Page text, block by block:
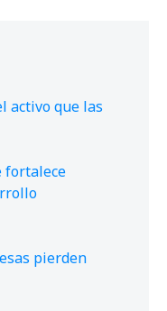
activo que las
fortalece
pierden